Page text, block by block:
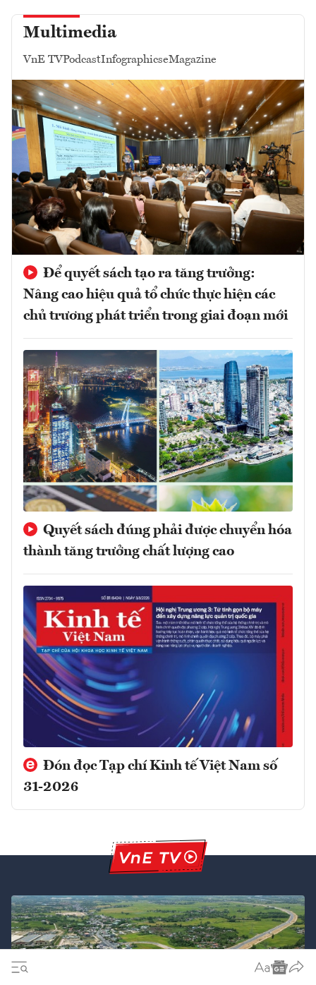
Multimedia
VnE TVPodcastInfographicseMagazine
Để quyết sách tạo ra tăng trưởng:
Nâng cao hiệu quả tổ chức thực hiện các
chủ trương phát triển trong giai đoạn mới
Quyết sách đúng phải được chuyển hóa
thành tăng trưởng chất lượng cao
Đón đọc Tạp chí Kinh tế Việt Nam số
31-2026